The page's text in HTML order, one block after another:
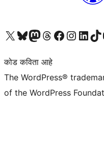
आमच्या X (एक्स) (पूर्वीचे ट्विटर) खात्याला भेट द्या आमच्या ब्लूस्की खात्याला भेट द्या.आमच्या Mastodon खात्याला भेट द्या.आमच्या थ्रेड्स खात्याला भेट द्या. आमच्या फेसबुक पेजला भेट द्या आमच्या इंस्टाग्राम खात्याला भेट द्या आमच्या लिंक्डइन खात्याला भेट द्या आमच्या टिकटॉक अकाउंटला भेट द्या.
कोड कविता आहे
The WordPress®
of the WordPress